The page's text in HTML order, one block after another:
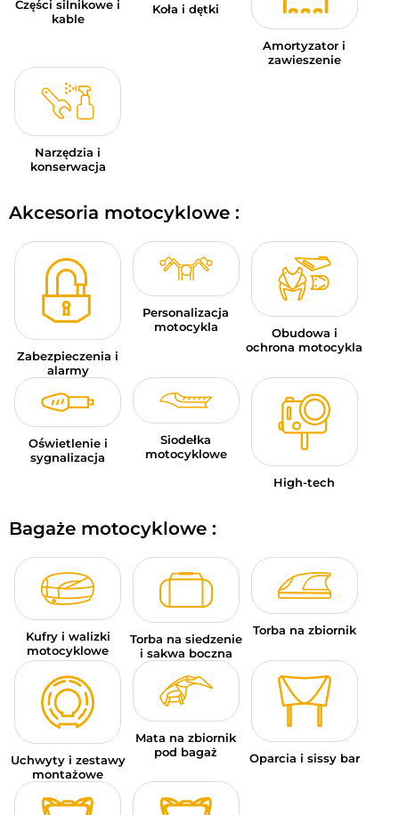
Części silnikowe i
kable
Koła i dętki
Amortyzator i
zawieszenie
Narzędzia i
konserwacja
Akcesoria motocyklowe :
Zabezpieczenia i
alarmy
Personalizacja
motocykla
Obudowa i
ochrona motocykla
Oświetlenie i
sygnalizacja
Siodełka
motocyklowe
High-tech
Bagaże motocyklowe :
Kufry i walizki
motocyklowe
Torba na siedzenie
i sakwa boczna
Torba na zbiornik
Uchwyty i zestawy
montażowe
Mata na zbiornik
pod bagaż
Oparcia i sissy bar